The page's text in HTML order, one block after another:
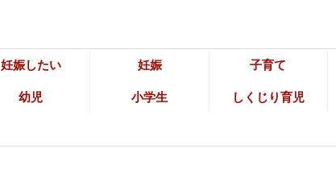
妊娠したい 妊娠 子育て
幼児 小学生 しくじり育児